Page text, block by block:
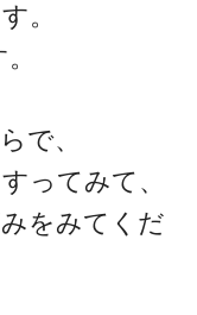
。
で、
ってみて、
をみてくだ